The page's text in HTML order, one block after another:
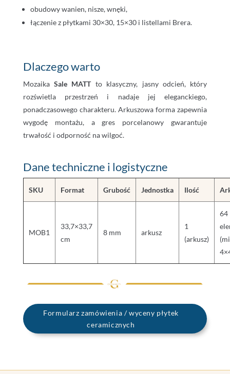
obudowy wanien, nisze, wnęki,
łączenie z płytkami 30×30, 15×30 i listellami Brera.
Dlaczego warto
MozaikaSale MATTto klasyczny, jasny odcień, który
rozświetla przestrzeń i nadaje jej eleganckiego,
ponadczasowego charakteru. Arkuszowa forma zapewnia
wygodę montażu, a gres porcelanowy gwarantuje
trwałość i odporność na wilgoć.
Dane techniczne i logistyczne
SKU Format Grubość Jednostka Ilość
MOB1
33,7×33,7
cm
8 mm arkusz
1
(arkusz)
64
Formularz zamówienia / wyceny płytek
ceramicznych